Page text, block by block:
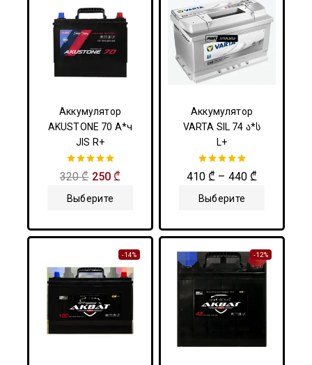
Аккумулятор
AKUSTONE 70 А*ч
JIS R+
5.00
из 5
320₾ 250₾
Выберите
Аккумулятор
VARTA SIL 74 ა*ს
L+
5.00
из 5
410₾ – 440₾
Выберите
-14% -12%